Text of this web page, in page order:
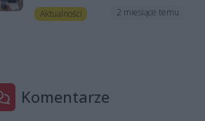
Aktualności 2 miesiące temu
Komentarze